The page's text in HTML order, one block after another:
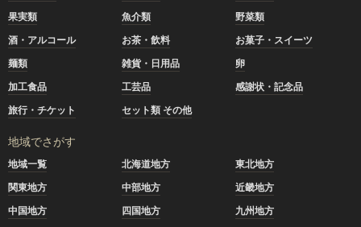
果実類
魚介類
野菜類
酒・アルコール
お茶・飲料
お菓子・スイーツ
麺類
雑貨・日用品
卵
加工食品
工芸品
感謝状・記念品
旅行・チケット
セット類 その他
地域でさがす
地域一覧 北海道地方
東北地方
関東地方
中部地方
近畿地方
中国地方
四国地方 九州地方